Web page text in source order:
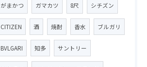
がまかつ ガマカツ 8尺 シチズン
CITIZEN 酒 焼酎 香水 ブルガリ
BVLGARI 知多 サントリー